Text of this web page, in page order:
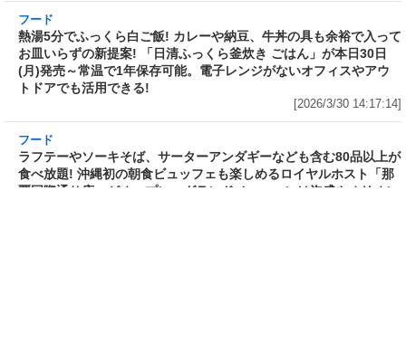
フード
3分で食べられる人気沸騰中の四
川料理! 日清食品が「カップヌー
ドル 14種のスパイス麻辣湯」を
発売～具材は謎肉、キャベツ、チ
[2026/3/30 15:42:35]
自慢のそばが食べ放題! 和食麺処
サガミが「晦日そば」を明日31日
(火)開催～大海老天などの天ぷら
「時間無制限」の挑戦枠は税込
4,400円
フード
熱湯5分でふっくら白ご飯! カレーや納豆、牛丼